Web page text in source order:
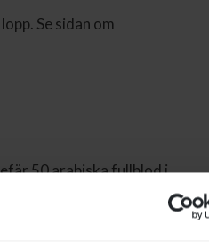
Se sidan om
50 arabiska fullblod i